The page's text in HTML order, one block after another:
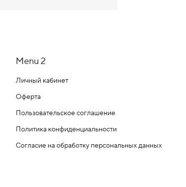
Menu 2
Личный кабинет
Оферта
Пользовательское соглашение
Политика конфиденциальности
Согласие на обработку персональных данных